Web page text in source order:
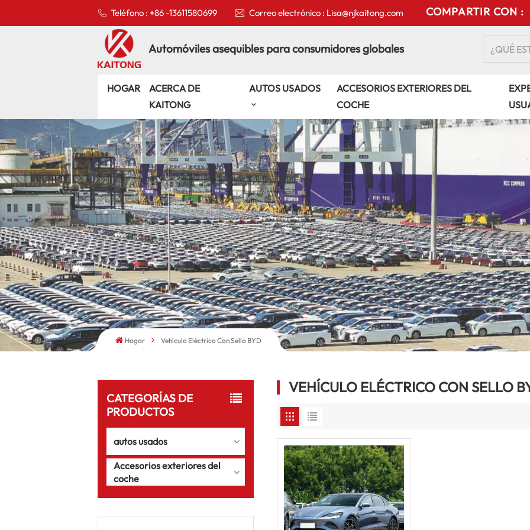
Teléfono : +86 -13611580699 Correo electrónico : Lisa@njkaitong.com COMPARTIR CON :
Automóviles asequibles para consumidores globales
HOGAR
ACERCA DE
KAITONG
AUTOS USADOS
ACCESORIOS EXTERIORES DEL
COCHE
Hogar Vehículo Eléctrico Con Sello BYD
CATEGORÍAS DE
PRODUCTOS
autos usados
Accesorios exteriores del
coche
VEHÍCULO ELÉCTRICO CON SELLO